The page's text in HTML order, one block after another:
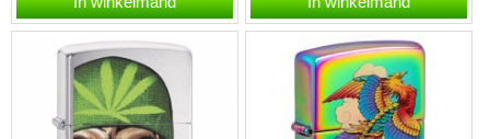
kwalitatief
goede aansteker met de...
zeer kwalitatieve
aanstekers...